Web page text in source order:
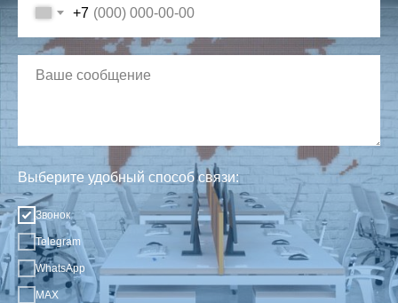
+7
Выберите удобный способ связи:
Звонок
Telegram
WhatsApp
MAX